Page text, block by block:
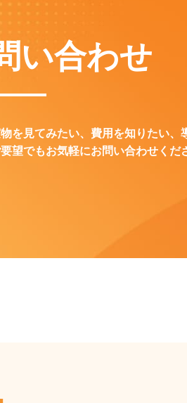
い合わせ
を見てみたい、費用を知りたい、
望でもお気軽にお問い合わせくだ